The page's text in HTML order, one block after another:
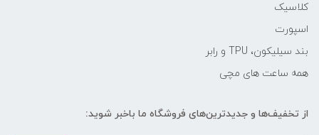
کلاسیک
اسپورت
بند سیلیکون، TPU و رابر
همه ساعت های مچی
از تخفیف‌ها و جدیدترین‌های فروشگاه ما باخبر شوید: